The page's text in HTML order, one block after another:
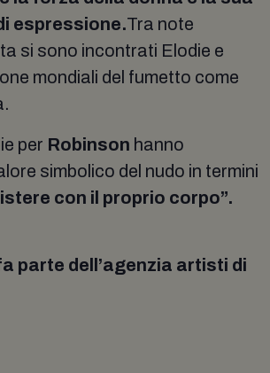
espressione.Tra note
si sono incontrati Elodie e
mondiali del fumetto come
per Robinson hanno
simbolico del nudo in termini
con il proprio corpo”.
parte dell’agenzia artisti di